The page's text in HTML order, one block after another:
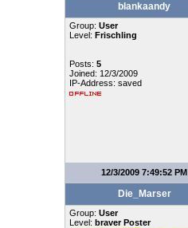
blankaandy
Group: User
Level: Frischling
Posts: 5
Joined: 12/3/2009
IP-Address: saved
12/3/2009 7:49:52 PM
Die_Marser
Group: User
Level: braver Poster